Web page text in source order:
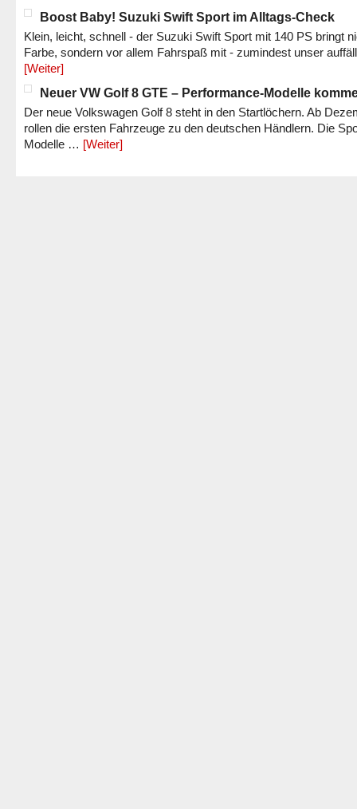
Boost Baby! Suzuki Swift Sport im Alltags-Check
Klein, leicht, schnell - der Suzuki Swift Sport mit 140 PS bringt
Farbe, sondern vor allem Fahrspaß mit - zumindest unser
[Weiter]
Neuer VW Golf 8 GTE – Performance-Modelle
Der neue Volkswagen Golf 8 steht in den Startlöchern. Ab
rollen die ersten Fahrzeuge zu den deutschen Händlern. Die
Modelle … [Weiter]